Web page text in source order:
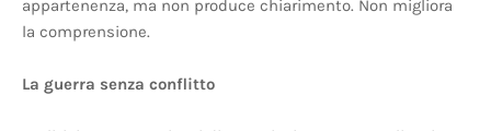
appartenenza, ma non produce chiarimento. Non migliora
la comprensione.
La guerra senza conflitto